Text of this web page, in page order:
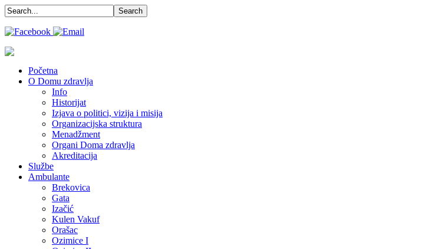
Početna
O Domu zdravlja
Info
Historijat
Izjava o politici, vizija i misija
Organizacijska struktura
Menadžment
Organi Doma zdravlja
Akreditacija
Službe
Ambulante
Brekovica
Gata
Izačić
Kulen Vakuf
Orašac
Ozimice I